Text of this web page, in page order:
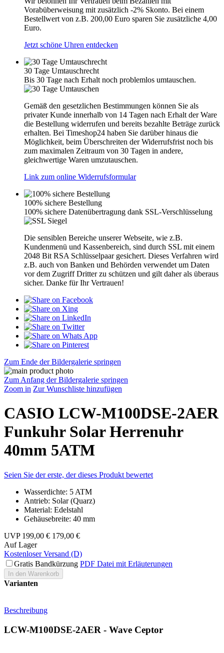
Vorabüberweisung mit zusätzlich -2% Skonto. Bei einem
Bestellwert von z.B. 200,00 Euro sparen Sie zusätzliche 4,00
Euro.
Jetzt schöne Uhren entdecken
30 Tage Umtauschrecht
Bis 30 Tage nach Erhalt noch problemlos umtauschen.
Gemäß den gesetzlichen Bestimmungen können Sie als
privater Kunde innerhalb von 14 Tagen nach Erhalt der Ware
die Bestellung widerrufen und bereits bezahlte Beträge zurück
erhalten. Bei Timeshop24 haben Sie darüber hinaus die
Möglichkeit, beim Überschreiten der Widerrufsfrist noch bis
zum maximalen Zeitraum von 30 Tagen in andere,
gleichwertige Waren umzutauschen.
Link zum online Widerrufsformular
100% sichere Bestellung
100% sichere Datenübertragung dank SSL-Verschlüsselung
Die sensiblen Bereiche unserer Webseite, wie z.B.
Kundenmenü und Kassenbereich, sind durch SSL mit einem
2048 Bit RSA Schlüsselpaar gesichert. Dieses Verfahren wird
z.B. auch von Banken und Behörden verwendet um Daten
vor dem Zugriff Dritter zu schützen und gilt daher als überaus
sicher. Danke für Ihr Vertrauen!
Zum Ende der Bildergalerie springen
Zum Anfang der Bildergalerie springen
Zoom in Zur Wunschliste hinzufügen
CASIO LCW-M100DSE-2AER
Funkuhr Solar Herrenuhr
40mm 5ATM
Seien Sie der erste, der dieses Produkt bewertet
Wasserdichte: 5 ATM
Antrieb: Solar (Quarz)
Material: Edelstahl
Gehäusebreite: 40 mm
UVP 199,00 € 179,00 €
Auf Lager
Kostenloser Versand (D)
Gratis Bandkürzung PDF Datei mit Erläuterungen
In den Warenkorb
Varianten
Beschreibung
LCW-M100DSE-2AER - Wave Ceptor